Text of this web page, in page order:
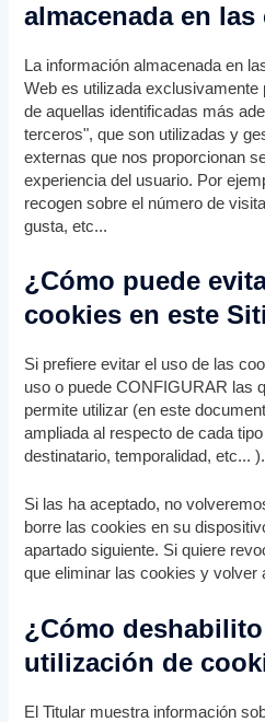
almacenada en
La información almacenada en
Web es utilizada
de aquellas identificadas más
terceros", que son utilizadas y
externas que nos proporcionan
experiencia del usuario. Por
recogen sobre el número de
gusta, etc...
¿Cómo puede
cookies en este
Si prefiere evitar el uso de las
uso o puede CONFIGURAR las
permite utilizar (en este
ampliada al respecto de cada
destinatario, temporalidad, etc... ).
Si las ha aceptado, no
borre las cookies en su
apartado siguiente. Si quiere
que eliminar las cookies y volver
¿Cómo
utilización de
El Titular muestra información